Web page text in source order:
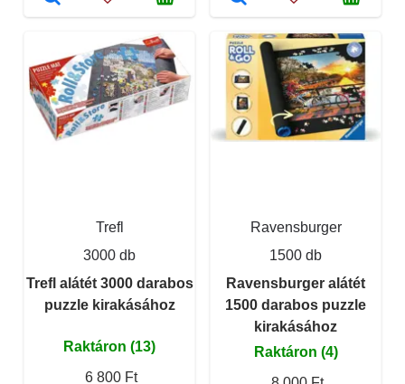
Trefl
3000 db
Trefl alátét 3000 darabos
puzzle kirakásához
Raktáron (13)
6 800 Ft
Ravensburger
1500 db
Ravensburger alátét
1500 darabos puzzle
kirakásához
Raktáron (4)